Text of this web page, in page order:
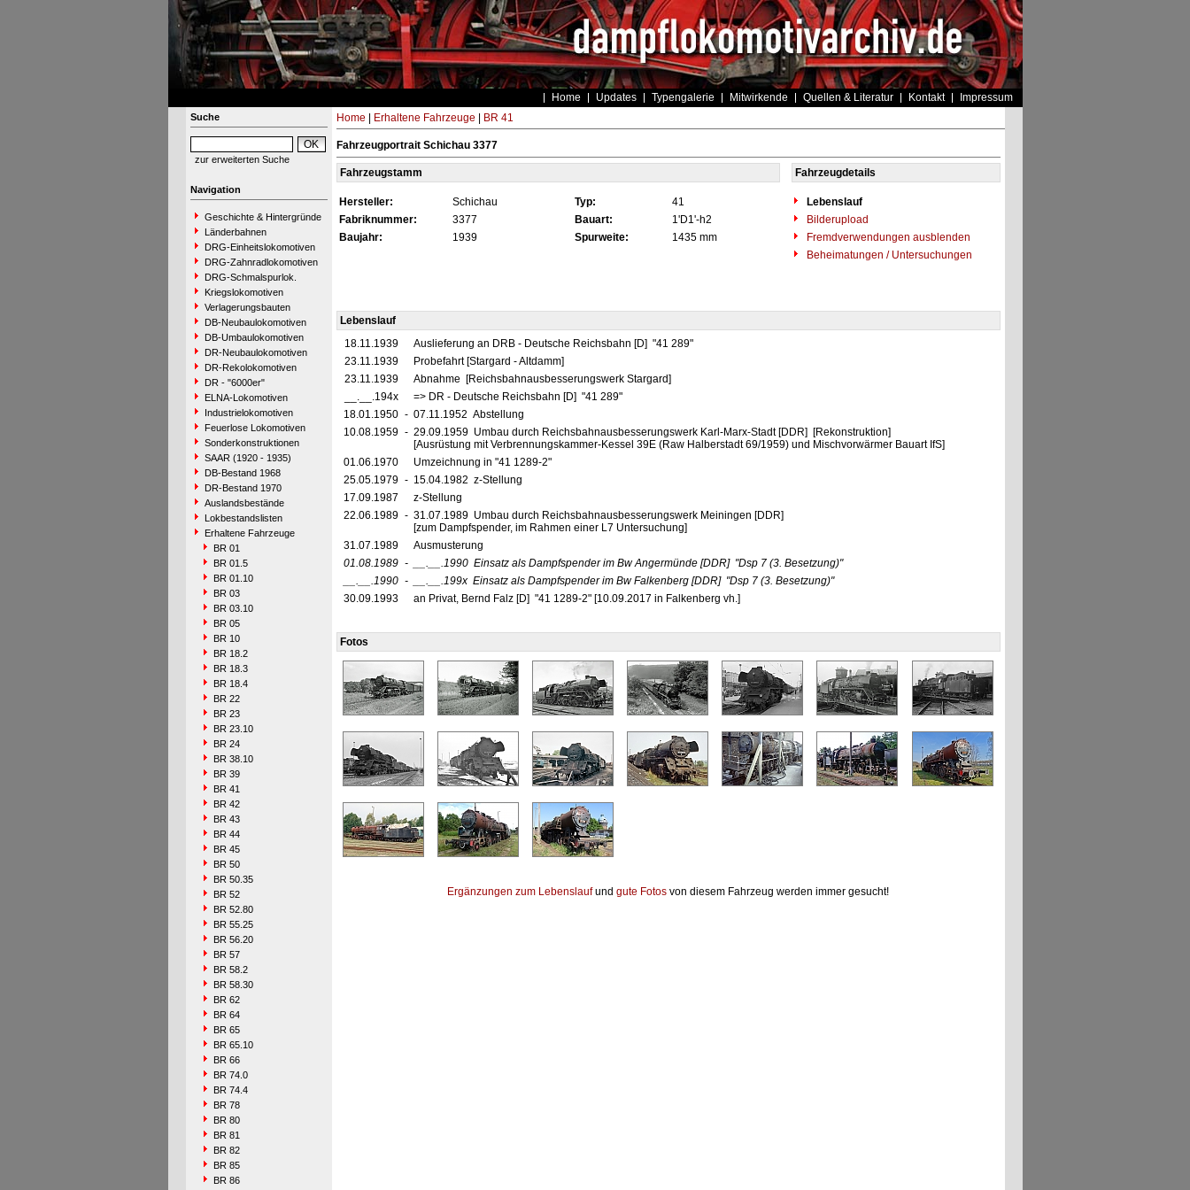
Home Updates Typengalerie Mitwirkende Quellen & Literatur Kontakt Impressum
Suche
zur erweiterten Suche
Navigation
Geschichte & Hintergründe
Länderbahnen
DRG-Einheitslokomotiven
DRG-Zahnradlokomotiven
DRG-Schmalspurlok.
Kriegslokomotiven
Verlagerungsbauten
DB-Neubaulokomotiven
DB-Umbaulokomotiven
DR-Neubaulokomotiven
DR-Rekolokomotiven
DR - "6000er"
ELNA-Lokomotiven
Industrielokomotiven
Feuerlose Lokomotiven
Sonderkonstruktionen
SAAR (1920 - 1935)
DB-Bestand 1968
DR-Bestand 1970
Auslandsbestände
Lokbestandslisten
Erhaltene Fahrzeuge
BR 01
BR 01.5
BR 01.10
BR 03
BR 03.10
BR 05
BR 10
BR 18.2
BR 18.3
BR 18.4
BR 22
BR 23
BR 23.10
BR 24
BR 38.10
BR 39
BR 41
BR 42
BR 43
BR 44
BR 45
BR 50
BR 50.35
BR 52
BR 52.80
BR 55.25
BR 56.20
BR 57
BR 58.2
BR 58.30
BR 62
BR 64
BR 65
BR 65.10
BR 66
BR 74.0
BR 74.4
BR 78
BR 80
BR 81
BR 82
BR 85
BR 86
Home Erhaltene Fahrzeuge BR 41
Fahrzeugportrait Schichau 3377
Fahrzeugstamm Fahrzeugdetails
Hersteller: Schichau Typ: 41
Lebenslauf
Fabriknummer:
3377 Bauart: 1'D1'-h2
Bilderupload
Baujahr:
1939 Spurweite: 1435 mm
Fremdverwendungen ausblenden
Beheimatungen / Untersuchungen
Lebenslauf
18.11.1939
Auslieferung an DRB - Deutsche Reichsbahn [D] "41 289"
23.11.1939
Probefahrt [Stargard - Altdamm]
23.11.1939
Abnahme [Reichsbahnausbesserungswerk Stargard]
__.__.194x
=> DR - Deutsche Reichsbahn [D] "41 289"
18.01.1950 - 07.11.1952 Abstellung
10.08.1959 - 29.09.1959 Umbau durch Reichsbahnausbesserungswerk Karl-Marx-Stadt [DDR] [Rekonstruktion]
[Ausrüstung mit Verbrennungskammer-Kessel 39E (Raw Halberstadt 69/1959) und Mischvorwärmer Bauart IfS]
01.06.1970
Umzeichnung in "41 1289-2"
25.05.1979 - 15.04.1982 z-Stellung
17.09.1987
z-Stellung
22.06.1989 - 31.07.1989 Umbau durch Reichsbahnausbesserungswerk Meiningen [DDR]
[zum Dampfspender, im Rahmen einer L7 Untersuchung]
31.07.1989
Ausmusterung
01.08.1989 - __.__.1990 Einsatz als Dampfspender im Bw Angermünde [DDR] "Dsp 7 (3. Besetzung)"
__.__.1990 - __.__.199x Einsatz als Dampfspender im Bw Falkenberg [DDR] "Dsp 7 (3. Besetzung)"
30.09.1993
an Privat, Bernd Falz [D] "41 1289-2" [10.09.2017 in Falkenberg vh.]
Fotos
Ergänzungen zum Lebenslaufund gute Fotos von diesem Fahrzeug werden immer gesucht!